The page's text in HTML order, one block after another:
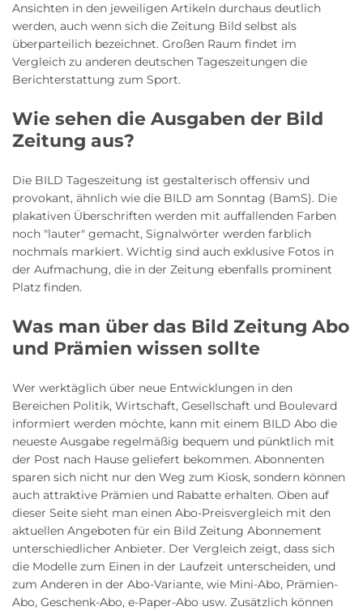
Ansichten in den jeweiligen Artikeln durchaus deutlich
werden, auch wenn sich die Zeitung Bild selbst als
überparteilich bezeichnet. Großen Raum findet im
Vergleich zu anderen deutschen Tageszeitungen die
Berichterstattung zum Sport.
Wie sehen die Ausgaben der Bild
Zeitung aus?
Die BILD Tageszeitung ist gestalterisch offensiv und
provokant, ähnlich wie die BILD am Sonntag (BamS). Die
plakativen Überschriften werden mit auffallenden Farben
noch "lauter" gemacht, Signalwörter werden farblich
nochmals markiert. Wichtig sind auch exklusive Fotos in
der Aufmachung, die in der Zeitung ebenfalls prominent
Platz finden.
Was man über das Bild Zeitung Abo
und Prämien wissen sollte
Wer werktäglich über neue Entwicklungen in den
Bereichen Politik, Wirtschaft, Gesellschaft und Boulevard
informiert werden möchte, kann mit einem BILD Abo die
neueste Ausgabe regelmäßig bequem und pünktlich mit
der Post nach Hause geliefert bekommen. Abonnenten
sparen sich nicht nur den Weg zum Kiosk, sondern können
auch attraktive Prämien und Rabatte erhalten. Oben auf
dieser Seite sieht man einen Abo-Preisvergleich mit den
aktuellen Angeboten für ein Bild Zeitung Abonnement
unterschiedlicher Anbieter. Der Vergleich zeigt, dass sich
die Modelle zum Einen in der Laufzeit unterscheiden, und
zum Anderen in der Abo-Variante, wie Mini-Abo, Prämien-
Abo, Geschenk-Abo, e-Paper-Abo usw. Zusätzlich können